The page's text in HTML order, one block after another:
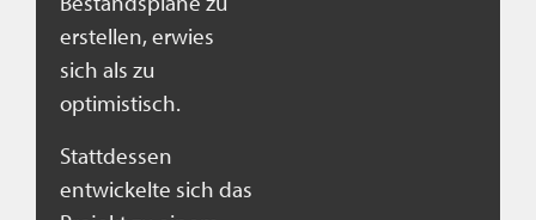
erstellen, erwies
sich als zu
optimistisch.
Stattdessen
entwickelte sich das